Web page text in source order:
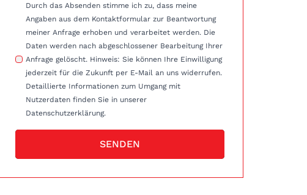
Durch das Absenden stimme ich zu, dass meine
Angaben aus dem Kontaktformular zur Beantwortung
meiner Anfrage erhoben und verarbeitet werden. Die
Daten werden nach abgeschlossener Bearbeitung Ihrer
Anfrage gelöscht. Hinweis: Sie können Ihre Einwilligung
jederzeit für die Zukunft per E-Mail an uns widerrufen.
Detaillierte Informationen zum Umgang mit
Nutzerdaten finden Sie in unserer
Datenschutzerklärung.
SENDEN